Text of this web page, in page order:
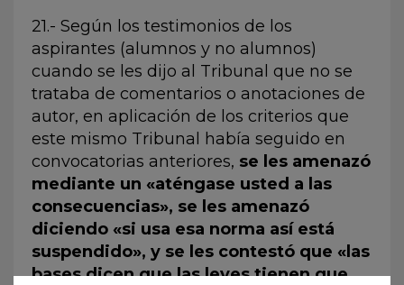
21.- Según los testimonios de los
aspirantes (alumnos y no alumnos)
cuando se les dijo al Tribunal que no se
trataba de comentarios o anotaciones de
autor, en aplicación de los criterios que
este mismo Tribunal había seguido en
convocatorias anteriores, se les amenazó
mediante un «aténgase usted a las
consecuencias», se les amenazó
diciendo «si usa esa norma así está
suspendido», y se les contestó que «las
bases dicen que las leyes tienen que